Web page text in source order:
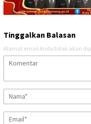
Tinggalkan Balasan
Alamat email Anda tidak akan